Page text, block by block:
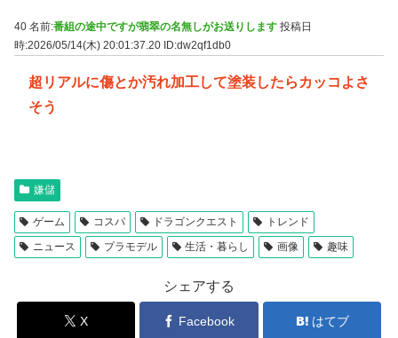
40 名前:番組の途中ですが翡翠の名無しがお送りします 投稿日
時:2026/05/14(木) 20:01:37.20 ID:dw2qf1db0
超リアルに傷とか汚れ加工して塗装したらカッコよさ
そう
嫌儲
ゲーム コスパ ドラゴンクエスト
トレンド
ニュース
プラモデル 生活・暮らし 画像 趣味
シェアする
X Facebook はてブ